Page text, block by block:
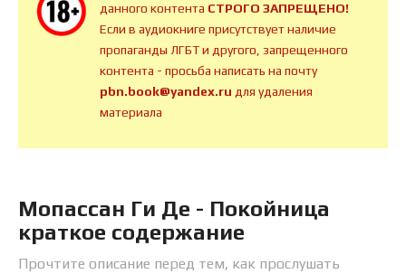
данного контента СТРОГО ЗАПРЕЩЕНО!
Если в аудиокниге присутствует наличие
пропаганды ЛГБТ и другого, запрещенного
контента - просьба написать на почту
pbn.book@yandex.ru для удаления
материала
Мопассан Ги Де - Покойница
краткое содержание
Прочтите описание перед тем, как прослушать